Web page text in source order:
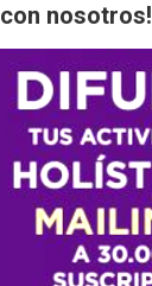
con nosotros!